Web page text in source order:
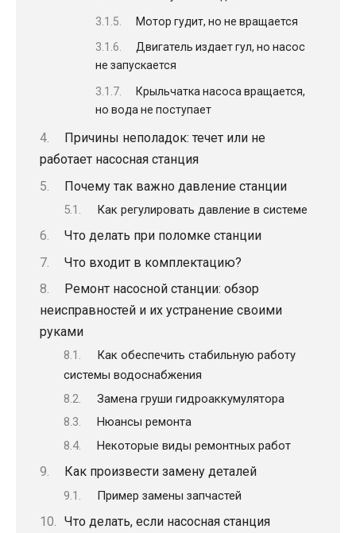
Мотор гудит, но не вращается
Двигатель издает гул, но насос
не запускается
Крыльчатка насоса вращается,
но вода не поступает
Причины неполадок: течет или не
работает насосная станция
Почему так важно давление станции
Как регулировать давление в системе
Что делать при поломке станции
Что входит в комплектацию?
Ремонт насосной станции: обзор
неисправностей и их устранение своими
руками
Как обеспечить стабильную работу
системы водоснабжения
Замена груши гидроаккумулятора
Нюансы ремонта
Некоторые виды ремонтных работ
Как произвести замену деталей
Пример замены запчастей
Что делать, если насосная станция